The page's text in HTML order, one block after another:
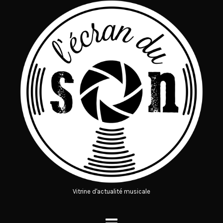
Vitrine d'actualité musicale